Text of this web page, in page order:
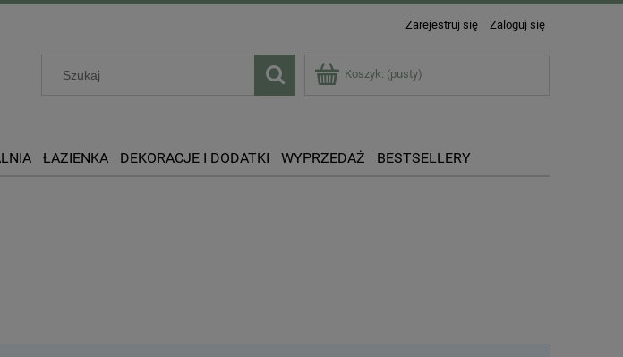
Zarejestruj się Zaloguj się
Koszyk: (pusty)
ŁAZIENKA DEKORACJE I DODATKI WYPRZEDAŻ BESTSELLERY